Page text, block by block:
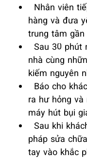
Nhân viên
hàng và đưa
trung tâm gần
Sau 30 phút
nhà cùng
kiếm nguyên
Báo cho
ra hư hỏng
máy hút bụi
Sau khi
pháp sửa
tay vào khắc